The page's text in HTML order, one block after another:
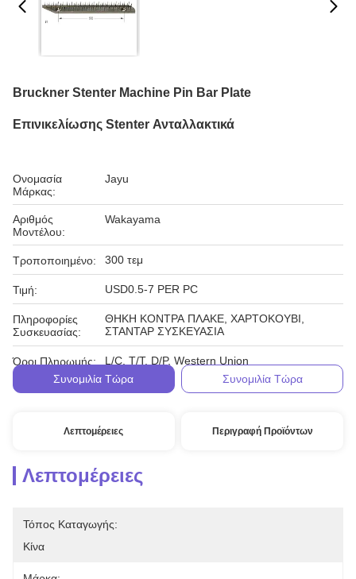
Bruckner Stenter Machine Pin Bar Plate
Επινικελίωσης Stenter Ανταλλακτικά
Ονομασία
Μάρκας:
Jayu
Αριθμός
Μοντέλου:
Wakayama
Τροποποιημένο: 300 τεμ
Τιμή: USD0.5-7 PER PC
Πληροφορίες
Συσκευασίας:
ΘΗΚΗ ΚΟΝΤΡΑ ΠΛΑΚΕ, ΧΑΡΤΟΚΟΥΒΙ,
ΣΤΑΝΤΑΡ ΣΥΣΚΕΥΑΣΙΑ
Όροι Πληρωμής:
L/C, T/T, D/P, Western Union
Συνομιλία Τώρα
Συνομιλία Τώρα
Λεπτομέρειες Περιγραφή Προϊόντων
Λεπτομέρειες
Τόπος Καταγωγής:
Κίνα